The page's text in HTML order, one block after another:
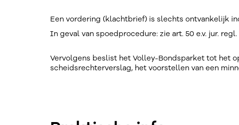
Een vordering (klachtbrief) is slechts ontvankelijk
In geval van spoedprocedure: zie art. 50 e.v. jur. regl.
Vervolgens beslist het Volley-Bondsparket tot het
scheidsrechterverslag, het voorstellen van een